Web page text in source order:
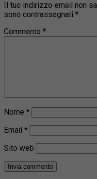
Il tuo indirizzo email non
sono contrassegnati *
Commento *
Nome *
Email *
Sito web